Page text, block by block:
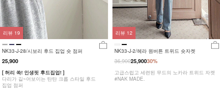
NK33-J-28/시보리 후드 집업 숏 점퍼
25,900
[ 허리 쏙! 인생핏 후드집업! ]
다리가 길~어보이는 탄탄 크롭 스타일 후드
집업 점퍼
리뷰 19
NK33-J-2/헤라 원버튼 트위드 숏자켓
30%
36,90025,900
고급스럽고 세련된 무드의 노카라 트위드 자켓
#NAK MADE.
리뷰 12